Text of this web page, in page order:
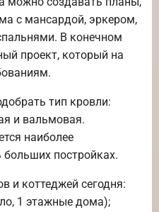
с мансардой, эркером,
В конечном
проект, который на
тип кровли:
и вальмовая.
наиболее
больших постройках.
и коттеджей сегодня:
1 этажные дома);